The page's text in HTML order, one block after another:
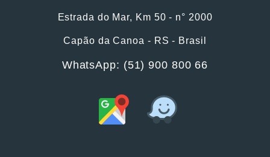
Estrada do Mar, Km 50 - n° 2000
Capão da Canoa - RS - Brasil
WhatsApp: (51) 900 800 66